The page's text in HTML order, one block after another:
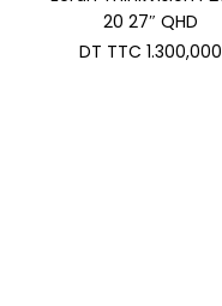
20 27″ QHD
DT TTC 1.300,000